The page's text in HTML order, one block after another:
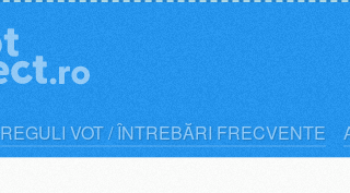
REGULI VOT / ÎNTREBĂRI FRECVENTE